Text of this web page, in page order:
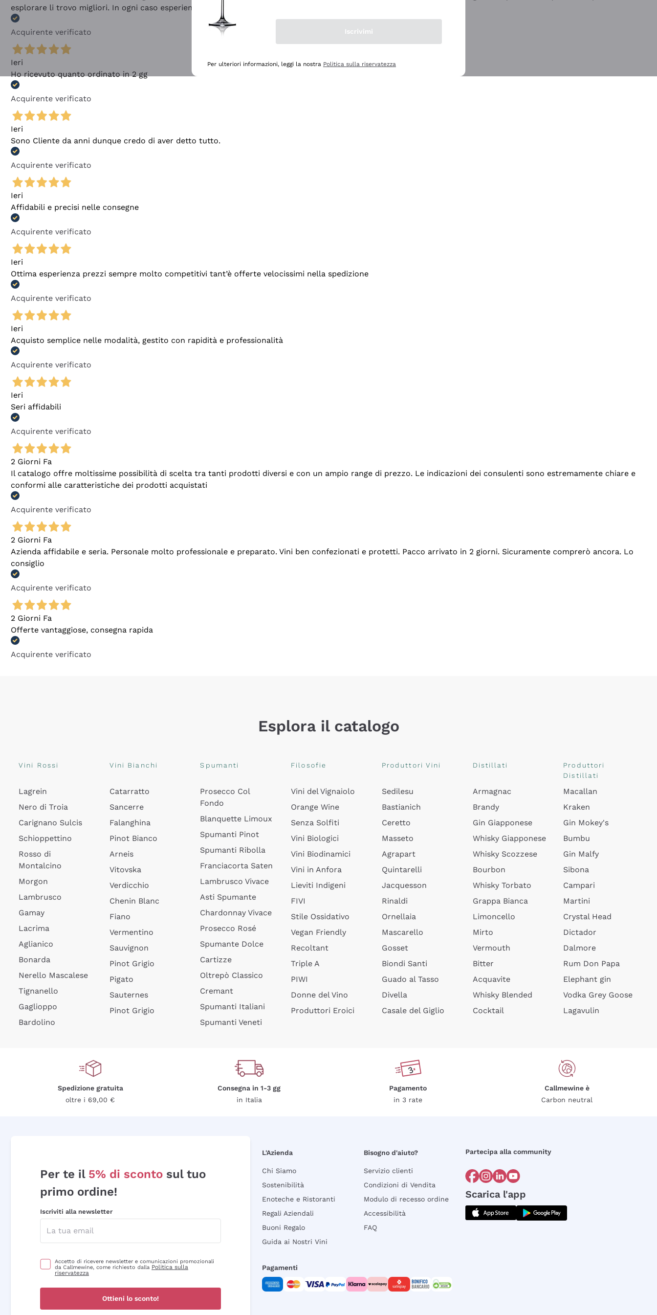
esplorare li trovo migliori. In ogni caso esperienza buona e lo consiglio! 👍
Acquirente verificato
Ieri
Ho ricevuto quanto ordinato in 2 gg
Acquirente verificato
Ieri
Sono Cliente da anni dunque credo di aver detto tutto.
Acquirente verificato
Ieri
Affidabili e precisi nelle consegne
Acquirente verificato
Ieri
Ottima esperienza prezzi sempre molto competitivi tant’è offerte velocissimi nella spedizione
Acquirente verificato
Ieri
Acquisto semplice nelle modalità, gestito con rapidità e professionalità
Acquirente verificato
Ieri
Seri affidabili
Acquirente verificato
2 Giorni Fa
Il catalogo offre moltissime possibilità di scelta tra tanti prodotti diversi e con un ampio range di prezzo. Le indicazioni dei consulenti sono estremamente chiare e
conformi alle caratteristiche dei prodotti acquistati
Acquirente verificato
2 Giorni Fa
Azienda affidabile e seria. Personale molto professionale e preparato. Vini ben confezionati e protetti. Pacco arrivato in 2 giorni. Sicuramente comprerò ancora. Lo
consiglio
Acquirente verificato
2 Giorni Fa
Offerte vantaggiose, consegna rapida
Acquirente verificato
Esplora il catalogo
Vini Rossi
Lagrein
Nero di Troia
Carignano Sulcis
Schioppettino
Rosso di
Montalcino
Morgon
Lambrusco
Gamay
Lacrima
Aglianico
Bonarda
Nerello Mascalese
Tignanello
Gaglioppo
Bardolino
Vini Bianchi
Catarratto
Sancerre
Falanghina
Pinot Bianco
Arneis
Vitovska
Verdicchio
Chenin Blanc
Fiano
Vermentino
Sauvignon
Pinot Grigio
Pigato
Sauternes
Pinot Grigio
Spumanti
Prosecco Col
Fondo
Blanquette Limoux
Spumanti Pinot
Spumanti Ribolla
Franciacorta Saten
Lambrusco Vivace
Asti Spumante
Chardonnay Vivace
Prosecco Rosé
Spumante Dolce
Cartizze
Oltrepò Classico
Cremant
Spumanti Italiani
Spumanti Veneti
Filosofie
Vini del Vignaiolo
Orange Wine
Senza Solfiti
Vini Biologici
Vini Biodinamici
Vini in Anfora
Lieviti Indigeni
FIVI
Stile Ossidativo
Vegan Friendly
Recoltant
Triple A
PIWI
Donne del Vino
Produttori Eroici
Produttori Vini
Sedilesu
Bastianich
Ceretto
Masseto
Agrapart
Quintarelli
Jacquesson
Rinaldi
Ornellaia
Mascarello
Gosset
Biondi Santi
Guado al Tasso
Divella
Casale del Giglio
Distillati
Armagnac
Brandy
Gin Giapponese
Whisky Giapponese
Whisky Scozzese
Bourbon
Whisky Torbato
Grappa Bianca
Limoncello
Mirto
Vermouth
Bitter
Acquavite
Whisky Blended
Cocktail
Produttori
Distillati
Macallan
Kraken
Gin Mokey's
Bumbu
Gin Malfy
Sibona
Campari
Martini
Crystal Head
Dictador
Dalmore
Rum Don Papa
Elephant gin
Vodka Grey Goose
Lagavulin
Spedizione gratuita
oltre i 69,00 €
Consegna in 1-3 gg
in Italia
Pagamento
in 3 rate
Callmewine è
Carbon neutral
Per te il 5% di sconto sul tuo
primo ordine!
Iscriviti alla newsletter
Accetto di ricevere newsletter e comunicazioni promozionali
da Callmewine, come richiesto dalla Politica sulla
riservatezza
Ottieni lo sconto!
L'Azienda
Chi Siamo
Sostenibilità
Enoteche e Ristoranti
Regali Aziendali
Buoni Regalo
Guida ai Nostri Vini
Bisogno d'aiuto?
Servizio clienti
Condizioni di Vendita
Modulo di recesso ordine
Accessibilità
FAQ
Partecipa alla community
Scarica l'app
Pagamenti
Iscrivimi
Per ulteriori informazioni, leggi la nostra Politica sulla riservatezza